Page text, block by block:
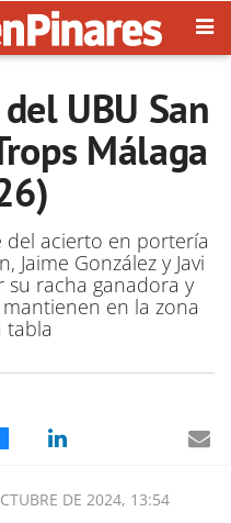
UBU San
Málaga
del acierto en portería
Jaime González y Javi
su racha ganadora y
en la zona
tabla
DE 2024, 13:54